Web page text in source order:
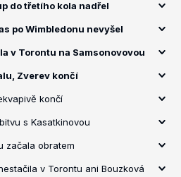
do třetího kola nadřel
po Wimbledonu nevyšel
v Torontu na Samsonovovou
Zverev končí
končí
s Kasatkinovou
začala obratem
v Torontu ani Bouzková